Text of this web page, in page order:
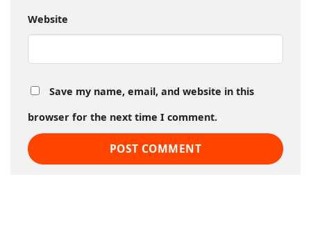
Website
Save my name, email, and website in this
browser for the next time I comment.